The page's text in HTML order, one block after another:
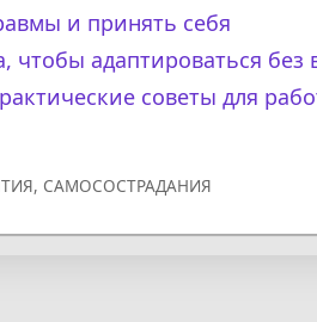
и принять себя
чтобы адаптироваться без
советы для
, САМОСОСТРАДАНИЯ